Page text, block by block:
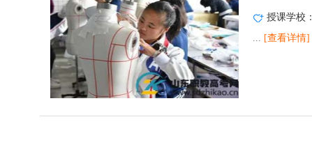
授课学校：
... [查看详情]